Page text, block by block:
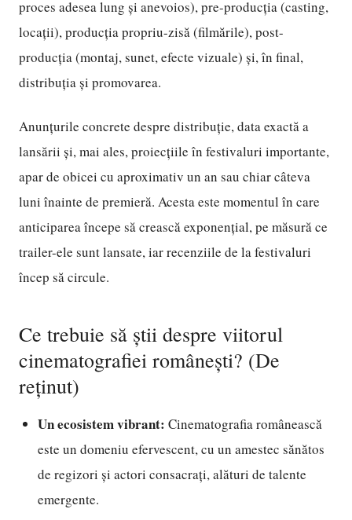
proces adesea lung și anevoios), pre-producția (casting,
locații), producția propriu-zisă (filmările), post-
producția (montaj, sunet, efecte vizuale) și, în final,
distribuția și promovarea.
Anunțurile concrete despre distribuție, data exactă a
lansării și, mai ales, proiecțiile în festivaluri importante,
apar de obicei cu aproximativ un an sau chiar câteva
luni înainte de premieră. Acesta este momentul în care
anticiparea începe să crească exponențial, pe măsură ce
trailer-ele sunt lansate, iar recenziile de la festivaluri
încep să circule.
Ce trebuie să știi despre viitorul
cinematografiei românești? (De
reținut)
Un ecosistem vibrant: Cinematografia românească
este un domeniu efervescent, cu un amestec sănătos
de regizori și actori consacrați, alături de talente
emergente.